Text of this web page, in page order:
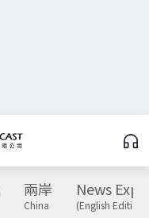
兩岸
China
News
(English Edition)